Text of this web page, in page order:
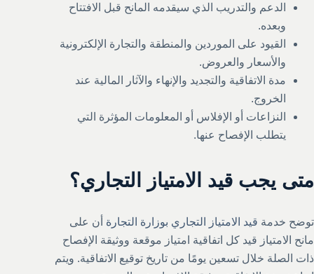
الدعم والتدريب الذي سيقدمه المانح قبل الافتتاح
وبعده.
القيود على الموردين والمنطقة والتجارة الإلكترونية
والأسعار والعروض.
مدة الاتفاقية والتجديد والإنهاء والآثار المالية عند
الخروج.
النزاعات أو الإفلاس أو المعلومات المؤثرة التي
يتطلب الإفصاح عنها.
متى يجب قيد الامتياز التجاري؟
توضح خدمة قيد الامتياز التجاري بوزارة التجارة أن على
مانح الامتياز قيد كل اتفاقية امتياز موقعة ووثيقة الإفصاح
ذات الصلة خلال تسعين يومًا من تاريخ توقيع الاتفاقية. ويتم